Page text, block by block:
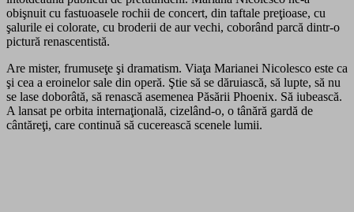
obişnuit cu fastuoasele rochii de concert, din taftale preţioase, cu
şalurile ei colorate, cu broderii de aur vechi, coborând parcă dintr-o
pictură renascentistă.
Are mister, frumuseţe şi dramatism. Viaţa Marianei Nicolesco este ca
şi cea a eroinelor sale din operă. Ştie să se dăruiască, să lupte, să nu
se lase doborâtă, să renască asemenea Păsării Phoenix. Să iubească.
A lansat pe orbita internaţională, cizelând-o, o tânără gardă de
cântăreţi, care continuă să cucerească scenele lumii.